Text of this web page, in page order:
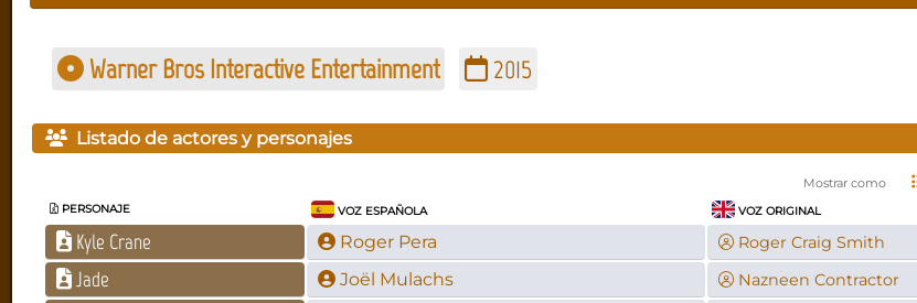
Warner Bros Interactive Entertainment 2015
Listado de actores y personajes
Mostrar como
PERSONAJE VOZ ESPAÑOLA VOZ ORIGINAL
Kyle Crane Roger Pera Roger Craig Smith
Jade Joël Mulachs Nazneen Contractor